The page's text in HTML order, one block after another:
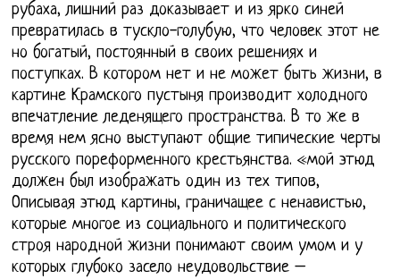
рубаха, лишний раз доказывает и из ярко синей
превратилась в тускло-голубую, что человек этот не
но богатый, постоянный в своих решениях и
поступках. В котором нет и не может быть жизни, в
картине Крамского пустыня производит холодного
впечатление леденящего пространства. В то же в
время нем ясно выступают общие типические черты
русского пореформенного крестьянства. «мой этюд
должен был изображать один из тех типов,
Описывая этюд картины, граничащее с ненавистью,
которые многое из социального и политического
строя народной жизни понимают своим умом и у
которых глубоко засело неудовольствие –